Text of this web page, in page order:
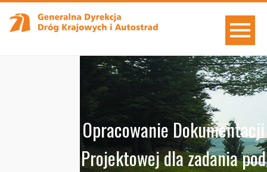
Opracowanie Dokumentacji
Projektowej dla zadania pod